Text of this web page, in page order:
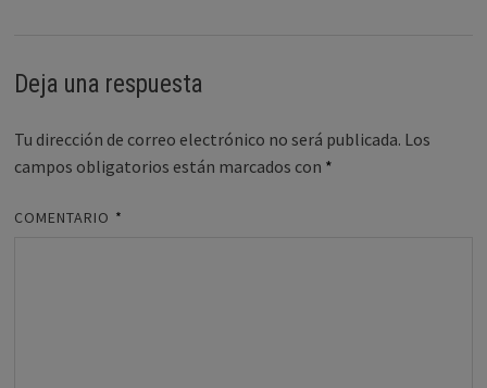
Deja una respuesta
Tu dirección de correo electrónico no será publicada. Los
campos obligatorios están marcados con *
COMENTARIO *